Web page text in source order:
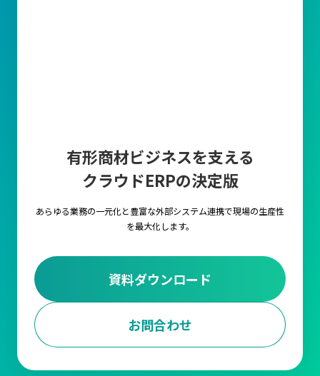
有形商材ビジネスを支える
クラウドERPの決定版
あらゆる業務の一元化と豊富な外部システム連携で現場の生産性
を最大化します。
資料ダウンロード
お問合わせ